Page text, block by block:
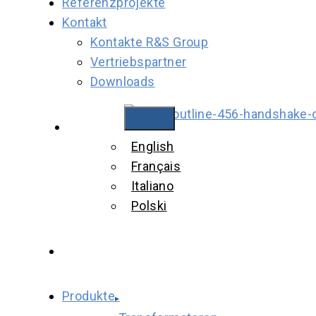
Kontakt
Kontakte R&S Group
Vertriebspartner
Downloads
English
Français
Italiano
Polski
Produkte